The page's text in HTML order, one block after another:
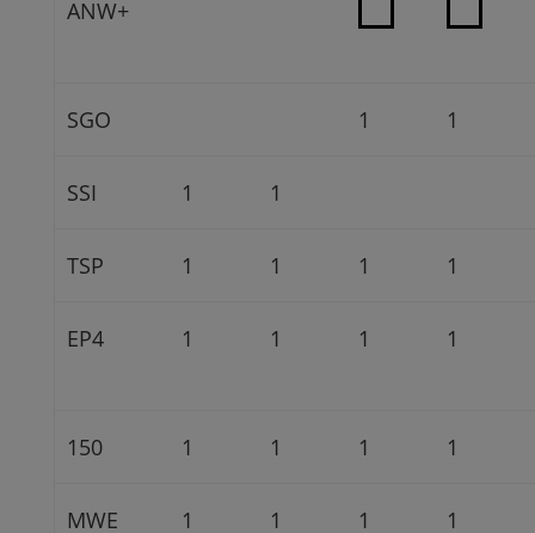
ANW+
SGO 1 1
SSI 1 1
TSP 1 1 1 1
EP4 1 1 1 1
150 1 1 1 1
MWE 1 1 1 1